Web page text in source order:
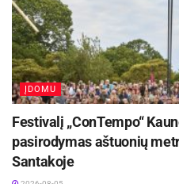
su 3D
džiaugiamės, jog
ĮDOMU
Festivalį „ConTempo“
pasirodymas aštuonių
Santakoje